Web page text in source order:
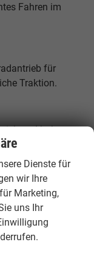
Fahren im
für
Traktion.
und hohe
Fahren.
EU
Dienste für
wir Ihre
Marketing,
uns Ihr